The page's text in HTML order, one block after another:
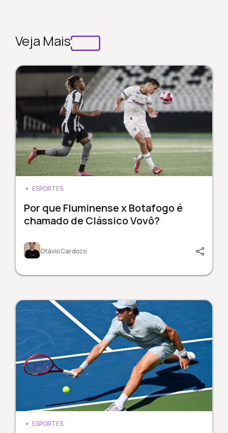
Veja Mais
ESPORTES
Por que Fluminense x Botafogo é
chamado de Clássico Vovô?
Otávio Cardozo
ESPORTES